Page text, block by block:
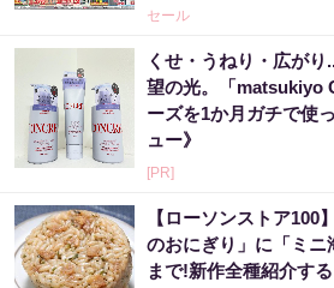
セール
くせ・うねり・広が
望の光。「matsukiyo
ーズを1か月ガチで使
ュー》
[PR]
【ローソンストア100
のおにぎり」に「ミニ
まで!新作全種紹介する